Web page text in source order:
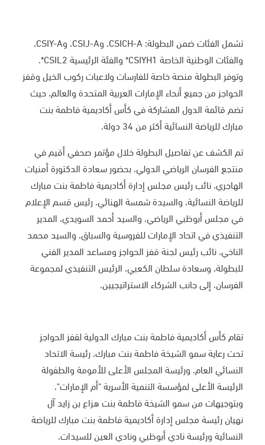
تشمل الفئات ضمن البطولة: CSICH-A، وCSIJ-A، وCSIY-A،
والفئات الوطنية الخاصة CSIYH1* والفئة الرئيسية CSIL2*.
وتوفر البطولة منصة خاصة للفارسات ولاعبات ركوب الخيل وقفز
الحواجز من جميع أنحاء الإمارات العربية المتحدة والعالم، حيث
تضم قائمة الدول المشاركة في كأس أكاديمية فاطمة بنت
مبارك للرياضة النسائية أكثر من 34 دولة.
تم الكشف عن تفاصيل البطولة خلال مؤتمر صحفي أقيم في
منتجع الفرسان الرياضي الدولي، بحضور سعادة الدكتورة أمنيات
الهاجري، نائب رئيس مجلس إدارة أكاديمية فاطمة بنت مبارك
للرياضة النسائية، والسيدة شمسة الهنائي، رئيس قسم الإعلام
في مجلس أبوظبي الرياضي، والسيد أحمد السويدي، المدير
التنفيذي في اتحاد الإمارات للفروسية والسباق، والسيد محمد
الناخي، نائب رئيس لجنة قفز الحواجز ومساعد المدير الفني
للبطولة، وسعادة سلطان الكعبي، الرئيس التنفيذي لمجموعة
الفرسان، إلى جانب الشركاء الاستراتيجيين.
تقام كأس أكاديمية فاطمة بنت مبارك الدولية لقفز الحواجز
تحت رعاية سمو الشيخة فاطمة بنت مبارك، رئيسة الاتحاد
النسائي العام، ورئيسة المجلس الأعلى للأمومة والطفولة
الرئيسة الأعلى لمؤسسة التنمية الأسرية "أم الإمارات"،
وبتوجيهات من سمو الشيخة فاطمة بنت هزاع بن زايد آل
نهيان رئيسة مجلس إدارة أكاديمية فاطمة بنت مبارك للرياضة
النسائية ورئيسة نادي أبوظبي ونادي العين للسيدات.